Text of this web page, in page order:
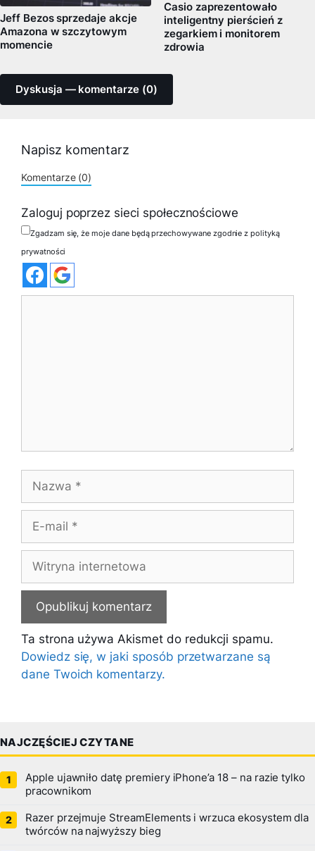
Jeff Bezos sprzedaje akcje
Amazona w szczytowym
momencie
Casio zaprezentowało
inteligentny pierścień z
zegarkiem i monitorem
zdrowia
Dyskusja — komentarze (0)
Napisz komentarz
Komentarze (0)
Zaloguj poprzez sieci społecznościowe
Zgadzam się, że moje dane będą przechowywane zgodnie z polityką
prywatności
mail
internetowa
Ta strona używa Akismet do redukcji spamu.
Dowiedz się, w jaki sposób przetwarzane są
dane Twoich komentarzy.
NAJCZĘŚCIEJ CZYTANE
Apple ujawniło datę premiery iPhone’a 18 – na razie tylko
pracownikom
Razer przejmuje StreamElements i wrzuca ekosystem dla
twórców na najwyższy bieg